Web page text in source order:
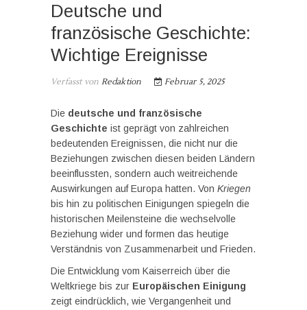
Deutsche und
französische Geschichte:
Wichtige Ereignisse
Verfasst von Redaktion Februar 5, 2025
Die deutsche und französische
Geschichte ist geprägt von zahlreichen
bedeutenden Ereignissen, die nicht nur die
Beziehungen zwischen diesen beiden Ländern
beeinflussten, sondern auch weitreichende
Auswirkungen auf Europa hatten. Von Kriegen
bis hin zu politischen Einigungen spiegeln die
historischen Meilensteine die wechselvolle
Beziehung wider und formen das heutige
Verständnis von Zusammenarbeit und Frieden.
Die Entwicklung vom Kaiserreich über die
Weltkriege bis zur Europäischen Einigung
zeigt eindrücklich, wie Vergangenheit und